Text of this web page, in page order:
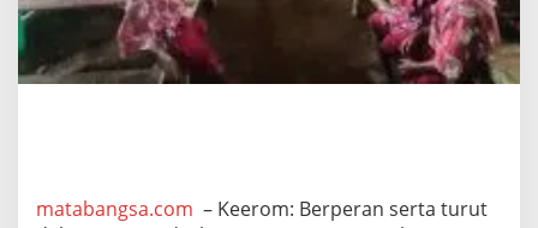
a
s
a
a
matabangsa.com – Keerom: Berperan serta turut